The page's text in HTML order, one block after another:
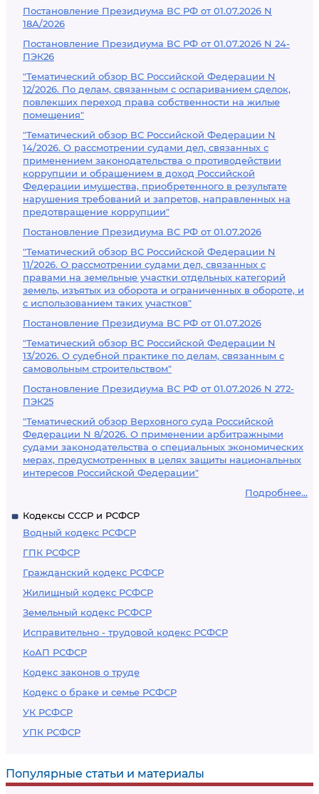
Постановление Президиума ВС РФ от 01.07.2026 N
18А/2026
Постановление Президиума ВС РФ от 01.07.2026 N 24-
ПЭК26
"Тематический обзор ВС Российской Федерации N
12/2026. По делам, связанным с оспариванием сделок,
повлекших переход права собственности на жилые
помещения"
"Тематический обзор ВС Российской Федерации N
14/2026. О рассмотрении судами дел, связанных с
применением законодательства о противодействии
коррупции и обращением в доход Российской
Федерации имущества, приобретенного в результате
нарушения требований и запретов, направленных на
предотвращение коррупции"
Постановление Президиума ВС РФ от 01.07.2026
"Тематический обзор ВС Российской Федерации N
11/2026. О рассмотрении судами дел, связанных с
правами на земельные участки отдельных категорий
земель, изъятых из оборота и ограниченных в обороте, и
с использованием таких участков"
Постановление Президиума ВС РФ от 01.07.2026
"Тематический обзор ВС Российской Федерации N
13/2026. О судебной практике по делам, связанным с
самовольным строительством"
Постановление Президиума ВС РФ от 01.07.2026 N 272-
ПЭК25
"Тематический обзор Верховного суда Российской
Федерации N 8/2026. О применении арбитражными
судами законодательства о специальных экономических
мерах, предусмотренных в целях защиты национальных
интересов Российской Федерации"
Подробнее...
Кодексы СССР и РСФСР
Водный кодекс РСФСР
ГПК РСФСР
Гражданский кодекс РСФСР
Жилищный кодекс РСФСР
Земельный кодекс РСФСР
Исправительно - трудовой кодекс РСФСР
КоАП РСФСР
Кодекс законов о труде
Кодекс о браке и семье РСФСР
УК РСФСР
УПК РСФСР
Популярные статьи и материалы